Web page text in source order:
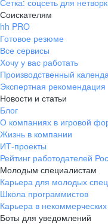
Сетка: соцсеть для
Соискателям
hh PRO
Готовое резюме
Все сервисы
Хочу у вас работать
Производственный
Экспертная рекомендация
Новости и статьи
Блог
О компаниях в игровой
Жизнь в компании
ИТ-проекты
Рейтинг работодателей
Молодым специалистам
Карьера для молодых
Школа программистов
Карьера в
Боты для уведомлений